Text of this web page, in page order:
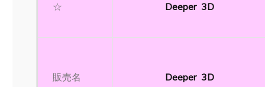
☆ Deeper 3D
販売名 Deeper 3D